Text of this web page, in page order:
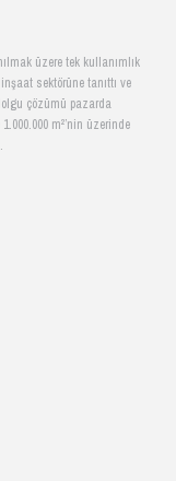
üzere tek kullanımlık
sektörüne tanıttı ve
çözümü pazarda
m²’nin üzerinde